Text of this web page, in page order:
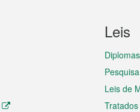
Leis
Leis de